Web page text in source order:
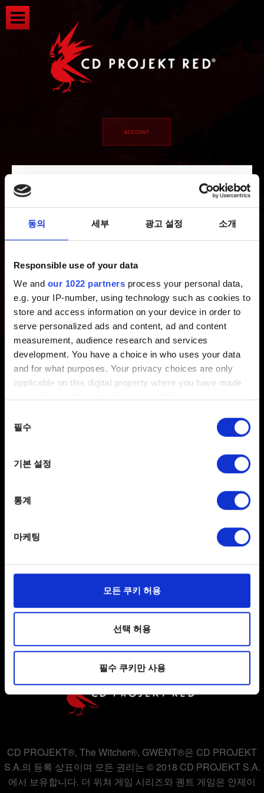
동의 세부 광고 설정 소개
Responsible use of your data
We and our 1022 partners process your personal data,
e.g. your IP-number, using technology such as cookies to
store and access information on your device in order to
serve personalized ads and content, ad and content
measurement, audience research and services
development. You have a choice in who uses your data
and for what purposes. Your privacy choices are only
applicable on this digital property where you have made
the Privacy trigger icon.
Collect information about your geographical
Identify your device by actively scanning it for
Find out more about how your personal data is processed
일부 쿠키는 웹 사이트를 정상적으로 이용하기 위해
관련 기술적 피드백을 제공하여 사용자의 웹사이트 이용
환경을 개선하기 위해 사용됩니다. 예를 들어, 소셜
미디어를 통해 사용자와 소통할 경우, 사용자의 선호도를
파악하기 위해 쿠키의 일부를 저희 파트너와 공유할 수도
있습니다. 물론, 이처럼 선택적으로 쿠키를 사용할
경우에는 사용자의 동의를 구할 것입니다.
쿠키 사용에 관한 세부 사항이나 관련 설정은 아래의
선택
필수
기본 설정
통계
마케팅
모든 쿠키 허용
선택 허용
필수 쿠키만 사용
카테고리 검색
CD PROJEKT RED Account
사용자 약관 동의
개인 정보 정책
쿠키 정책
CD PROJEKT®, The Witcher®, GWENT®은 CD PROJEKT
S.A.의 등록 상표이며 모든 권리는 © 2018 CD PROJEKT S.A.
에서 보유합니다. 더 위쳐 게임 시리즈와 궨트 게임은 안제이